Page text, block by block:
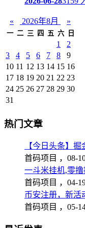
« 2026年8月 »
一 二 三 四 五 六 日
1
2
3
4 5 6 7 8
9
10 11 12 13 14 15 16
17 18 19 20 21 22 23
24 25 26 27 28 29 30
31
热门文章
【今日头条】
首码项目 ， 08-
一斗米挂机,零
首码项目 ， 04-
币安注册，新活
首码项目 ， 05-